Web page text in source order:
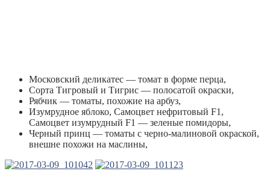
Московский деликатес — томат в форме перца,
Сорта Тигровый и Тигрис — полосатой окраски,
Рябчик — томаты, похожие на арбуз,
Изумрудное яблоко, Самоцвет нефритовый F1,
Самоцвет изумрудный F1 — зеленые помидоры,
Черный принц — томаты с черно-малиновой окраской,
внешне похожи на маслины,